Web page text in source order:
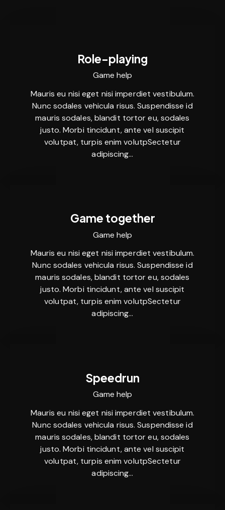
Role-playing
Game help
Mauris eu nisi eget nisi imperdiet vestibulum.
Nunc sodales vehicula risus. Suspendisse id
mauris sodales, blandit tortor eu, sodales
justo. Morbi tincidunt, ante vel suscipit
volutpat, turpis enim volutpSectetur
adipiscing…
Game together
Game help
Mauris eu nisi eget nisi imperdiet vestibulum.
Nunc sodales vehicula risus. Suspendisse id
mauris sodales, blandit tortor eu, sodales
justo. Morbi tincidunt, ante vel suscipit
volutpat, turpis enim volutpSectetur
adipiscing…
Speedrun
Game help
Mauris eu nisi eget nisi imperdiet vestibulum.
Nunc sodales vehicula risus. Suspendisse id
mauris sodales, blandit tortor eu, sodales
justo. Morbi tincidunt, ante vel suscipit
volutpat, turpis enim volutpSectetur
adipiscing…